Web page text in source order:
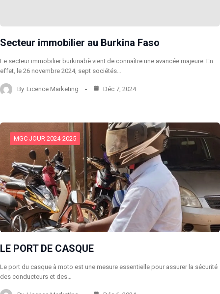
Secteur immobilier au Burkina Faso
Le secteur immobilier burkinabè vient de connaître une avancée majeure. En
effet, le 26 novembre 2024, sept sociétés…
By Licence Marketing Déc 7, 2024
MGC JOUR 2024-2025
LE PORT DE CASQUE
Le port du casque à moto est une mesure essentielle pour assurer la sécurité
des conducteurs et des…